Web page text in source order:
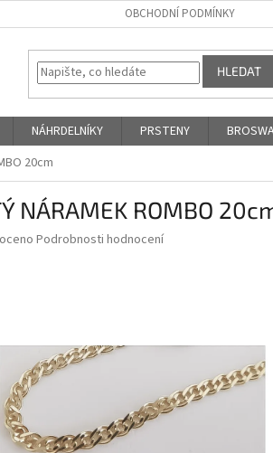
OBCHODNÍ PODMÍNKY
HLEDAT
NÁHRDELNÍKY PRSTENY
20cm
NÁRAMEK ROMBO
Podrobnosti hodnocení